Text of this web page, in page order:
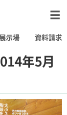
展示場 資料請求
年5月